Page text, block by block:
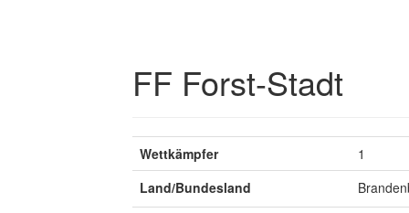
FF Forst-Stadt
Wettkämpfer
1
Land/Bundesland